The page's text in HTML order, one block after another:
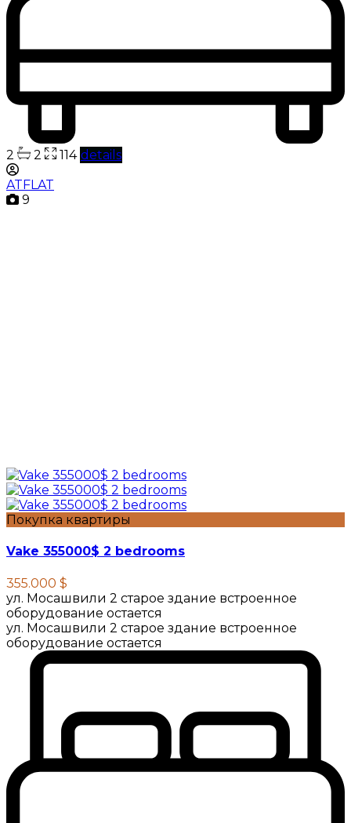
2 2 114 details
ATFLAT
9
Покупка квартиры
Vake 355000$ 2 bedrooms
355.000 $
ул. Мосашвили 2 старое здание встроенное
оборудование остается
ул. Мосашвили 2 старое здание встроенное
оборудование остается